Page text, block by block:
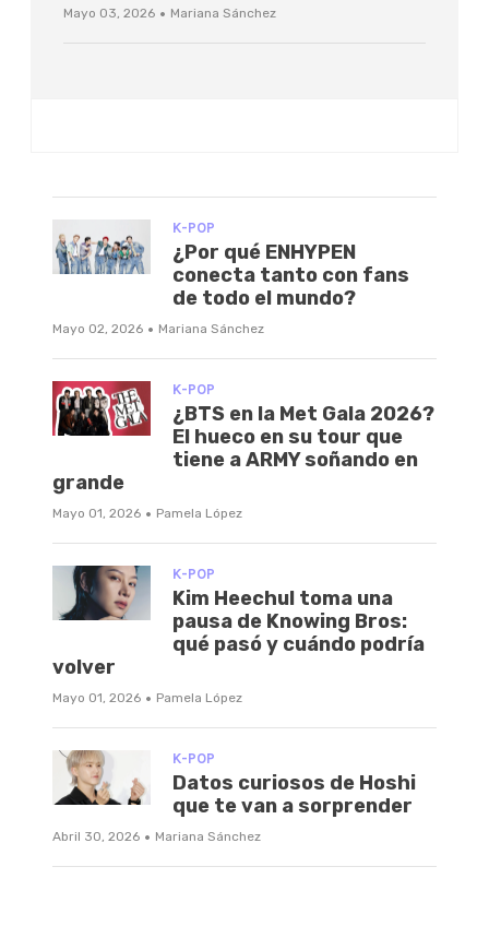
Mayo 03, 2026 · Mariana Sánchez
K-POP
¿Por qué ENHYPEN
conecta tanto con fans
de todo el mundo?
Mayo 02, 2026 · Mariana Sánchez
K-POP
¿BTS en la Met Gala 2026?
El hueco en su tour que
tiene a ARMY soñando en
grande
Mayo 01, 2026 · Pamela López
K-POP
Kim Heechul toma una
pausa de Knowing Bros:
qué pasó y cuándo podría
volver
Mayo 01, 2026 · Pamela López
K-POP
Datos curiosos de Hoshi
que te van a sorprender
Abril 30, 2026 · Mariana Sánchez